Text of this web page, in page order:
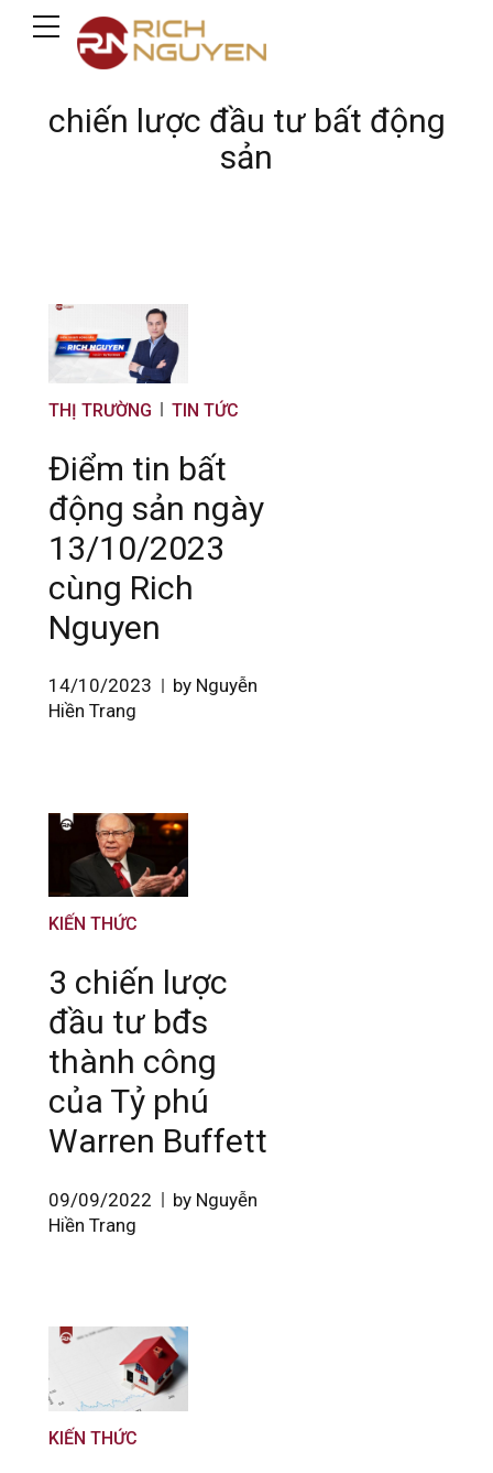
chiến lược đầu tư bất động
sản
THỊ TRƯỜNG TIN TỨC
Điểm tin bất
động sản ngày
13/10/2023
cùng Rich
Nguyen
14/10/2023
by Nguyễn
Hiền Trang
KIẾN THỨC
3 chiến lược
đầu tư bđs
thành công
của Tỷ phú
Warren Buffett
09/09/2022
by Nguyễn
Hiền Trang
KIẾN THỨC